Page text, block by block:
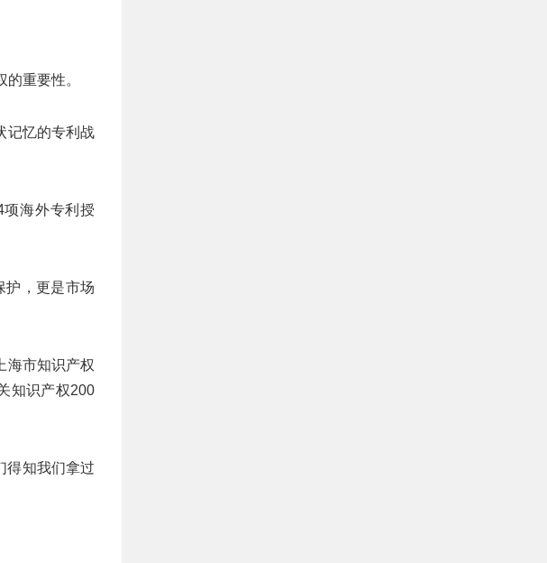
重要性。
记忆的专利战
海外专利授
护，更是市场
海市知识产权
知识产权200
得知我们拿过